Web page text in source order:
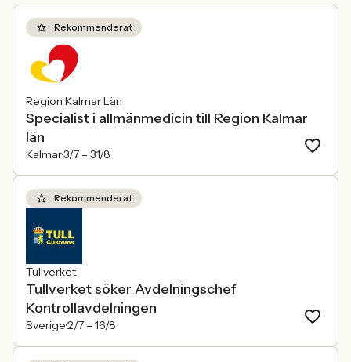
Rekommenderat
Region Kalmar Län
Specialist i allmänmedicin till Region Kalmar
län
Kalmar3/7 – 31/8
Rekommenderat
Tullverket
Tullverket söker Avdelningschef
Kontrollavdelningen
Sverige2/7 – 16/8